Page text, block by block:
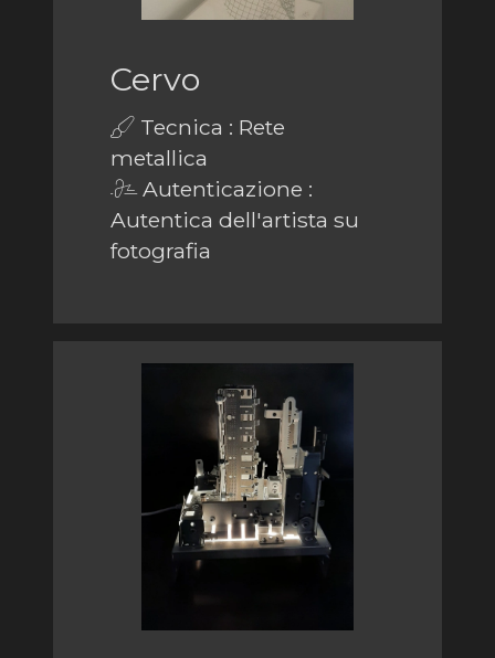
Cervo
Tecnica : Rete
metallica
Autenticazione :
Autentica dell'artista su
fotografia